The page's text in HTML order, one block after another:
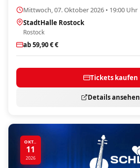
Mittwoch, 07. Oktober 2026 • 19:00 Uhr
StadtHalle Rostock
Rostock
ab 59,90 € €
Tickets kaufen
Details ansehen
OKT..
11
2026